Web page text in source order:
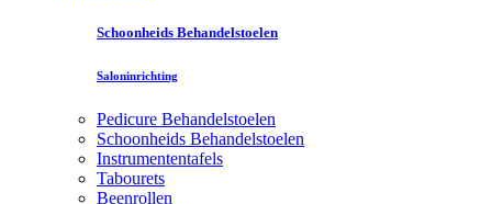
Schoonheids Behandelstoelen
Saloninrichting
Pedicure Behandelstoelen
Schoonheids Behandelstoelen
Instrumententafels
Tabourets
Beenrollen